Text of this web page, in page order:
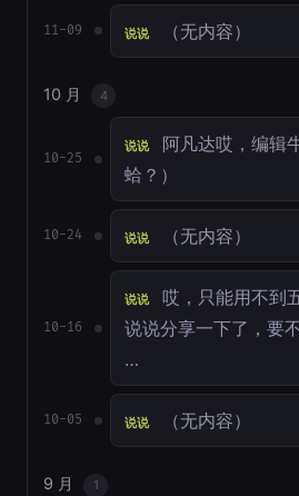
11-09 说说 （无内容）
10 月 4
10-25
说说
阿凡达哎，编辑
蛤？）
10-24 说说 （无内容）
10-16
说说
哎，只能用不到
说说分享一下了，要
…
10-05 说说 （无内容）
9 月 1